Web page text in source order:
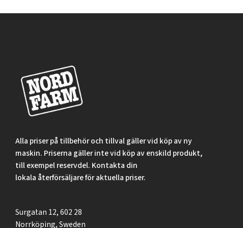
Alla priser på tillbehör och tillval gäller vid köp av ny
maskin. Priserna gäller inte vid köp av enskild produkt,
till exempel reservdel. Kontakta din
lokala återförsäljare för aktuella priser.
Surgatan 12, 602 28
Norrköping, Sweden